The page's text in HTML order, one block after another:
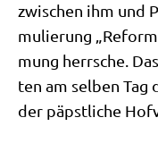
zwi­schen ihm und
mu­lie­rung
mung herr­sche.
ten am sel­ben Tag
der päpst­li­che